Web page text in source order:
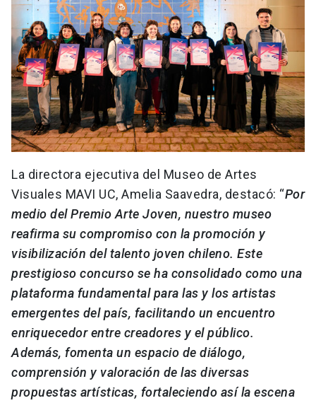
La directora ejecutiva del Museo de Artes
Visuales MAVI UC, Amelia Saavedra, destacó: “Por
medio del Premio Arte Joven, nuestro museo
reafirma su compromiso con la promoción y
visibilización del talento joven chileno. Este
prestigioso concurso se ha consolidado como una
plataforma fundamental para las y los artistas
emergentes del país, facilitando un encuentro
enriquecedor entre creadores y el público.
Además, fomenta un espacio de diálogo,
comprensión y valoración de las diversas
propuestas artísticas, fortaleciendo así la escena